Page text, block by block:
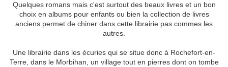
Quelques romans mais c'est surtout des beaux livres et un bon
choix en albums pour enfants ou bien la collection de livres
anciens permet de chiner dans cette librairie pas commes les
autres.
Une librairie dans les écuries qui se situe donc à Rochefort-en-
Terre, dans le Morbihan, un village tout en pierres dont on tombe